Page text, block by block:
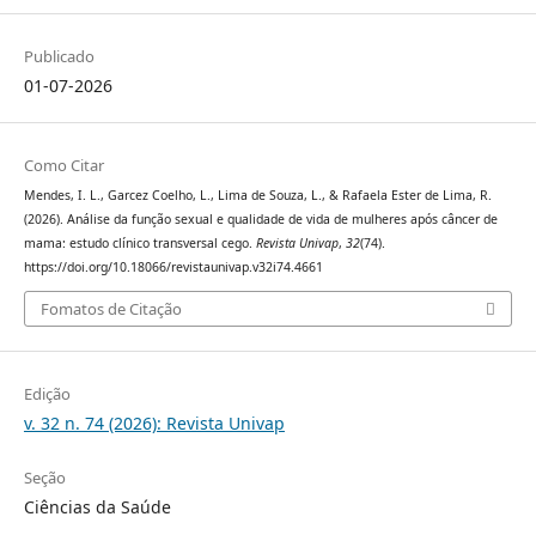
Publicado
01-07-2026
Como Citar
Mendes, I. L., Garcez Coelho, L., Lima de Souza, L., & Rafaela Ester de Lima, R.
(2026). Análise da função sexual e qualidade de vida de mulheres após câncer de
mama: estudo clínico transversal cego. Revista Univap, 32(74).
https://doi.org/10.18066/revistaunivap.v32i74.4661
Fomatos de Citação
Edição
v. 32 n. 74 (2026): Revista Univap
Seção
Ciências da Saúde